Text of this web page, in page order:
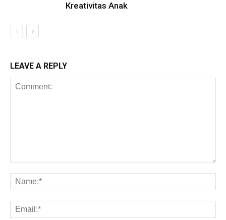
Kreativitas Anak
LEAVE A REPLY